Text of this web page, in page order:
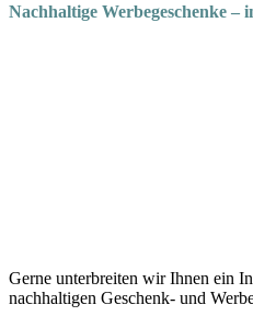
Nachhaltige Werbegeschenke
Gerne unterbreiten wir Ihnen ein
nachhaltigen Geschenk- und